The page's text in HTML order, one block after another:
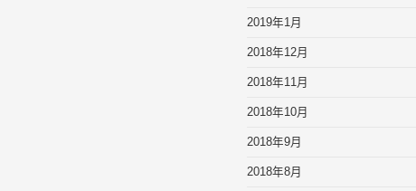
2019年1月
2018年12月
2018年11月
2018年10月
2018年9月
2018年8月